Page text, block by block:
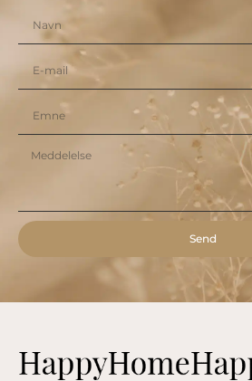
Send